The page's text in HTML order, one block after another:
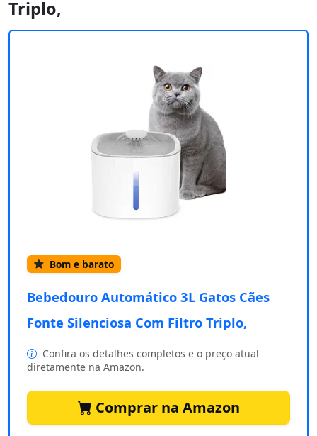
Triplo,
Bom e barato
Bebedouro Automático 3L Gatos Cães
Fonte Silenciosa Com Filtro Triplo,
Confira os detalhes completos e o preço atual
diretamente na Amazon.
Comprar na Amazon